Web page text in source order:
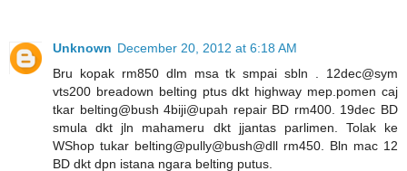
Unknown December 20, 2012 at 6:18 AM
Bru kopak rm850 dlm msa tk smpai sbln . 12dec@sym
vts200 breadown belting ptus dkt highway mep.pomen caj
tkar belting@bush 4biji@upah repair BD rm400. 19dec BD
smula dkt jln mahameru dkt jjantas parlimen. Tolak ke
WShop tukar belting@pully@bush@dll rm450. Bln mac 12
BD dkt dpn istana ngara belting putus.